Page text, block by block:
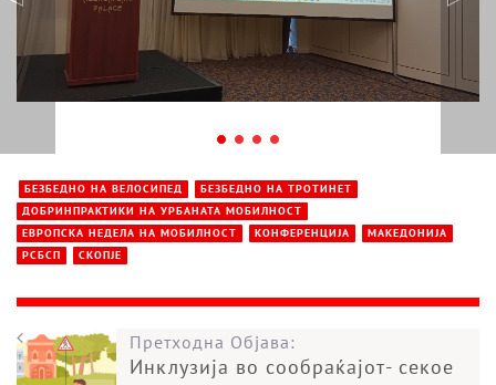
БЕЗБЕДНО НА ВЕЛОСИПЕД
БЕЗБЕДНО НА ТРОТИНЕТ
ДОБРИНПРАКТИКИ НА УРБАНАТА МОБИЛНОСТ
ЕВРОПСКА НЕДЕЛА НА МОБИЛНОСТ
КОНФЕРЕНЦИЈА
МАКЕДОНИЈА
РСБСП
СКОПЈЕ
Претходна Објава:
Инклузија во сообраќајот- секое